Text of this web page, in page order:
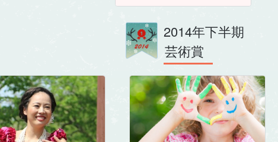
2014年下半期
芸術賞